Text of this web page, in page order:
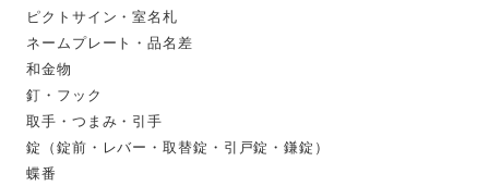
ピクトサイン・室名札
ネームプレート・品名差
和金物
釘・フック
取手・つまみ・引手
錠（錠前・レバー・取替錠・引戸錠・鎌錠）
蝶番